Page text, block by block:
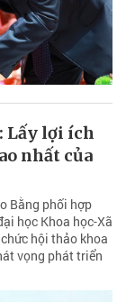
Lấy lợi ích
nhất của
Bằng phối hợp
học Khoa học-Xã
hội thảo khoa
vọng phát triển